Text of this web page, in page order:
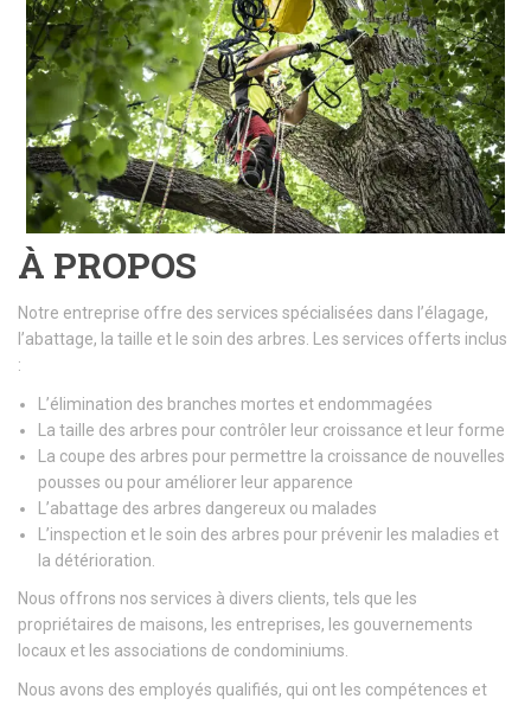
À PROPOS
Notre entreprise offre des services spécialisées dans l’élagage,
l’abattage, la taille et le soin des arbres. Les services offerts inclus
:
L’élimination des branches mortes et endommagées
La taille des arbres pour contrôler leur croissance et leur forme
La coupe des arbres pour permettre la croissance de nouvelles
pousses ou pour améliorer leur apparence
L’abattage des arbres dangereux ou malades
L’inspection et le soin des arbres pour prévenir les maladies et
la détérioration.
Nous offrons nos services à divers clients, tels que les
propriétaires de maisons, les entreprises, les gouvernements
locaux et les associations de condominiums.
Nous avons des employés qualifiés, qui ont les compétences et